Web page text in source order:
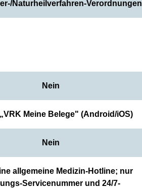
Naturheilverfahren-Verordnungen
Nein
Meine Belege" (Android/iOS)
Nein
allgemeine Medizin-Hotline; nur
Servicenummer und 24/7-